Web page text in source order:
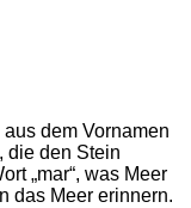
dem Vornamen
die den Stein
„mar“, was Meer
das Meer erinnern.